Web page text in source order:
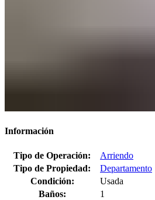
Información
Tipo de Operación:
Arriendo
Tipo de Propiedad:
Departamento
Condición:
Usada
Baños:
1